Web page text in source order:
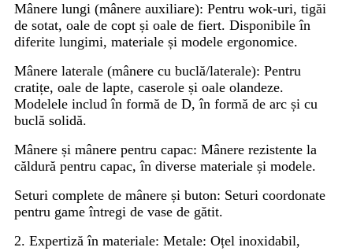
Mânere lungi (mânere auxiliare): Pentru wok-uri, tigăi
de sotat, oale de copt și oale de fiert. Disponibile în
diferite lungimi, materiale și modele ergonomice.
Mânere laterale (mânere cu buclă/laterale): Pentru
cratițe, oale de lapte, caserole și oale olandeze.
Modelele includ în formă de D, în formă de arc și cu
buclă solidă.
Mânere și mânere pentru capac: Mânere rezistente la
căldură pentru capac, în diverse materiale și modele.
Seturi complete de mânere și buton: Seturi coordonate
pentru game întregi de vase de gătit.
2. Expertiză în materiale: Metale: Oțel inoxidabil,